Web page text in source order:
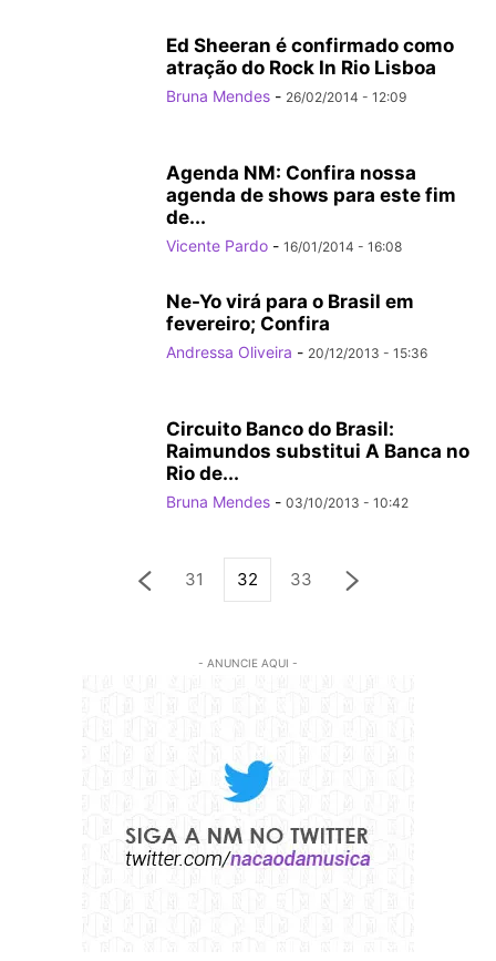
Ed Sheeran é confirmado como
atração do Rock In Rio Lisboa
Bruna Mendes - 26/02/2014 - 12:09
Agenda NM: Confira nossa
agenda de shows para este fim
de...
Vicente Pardo - 16/01/2014 - 16:08
Ne-Yo virá para o Brasil em
fevereiro; Confira
Andressa Oliveira - 20/12/2013 - 15:36
Circuito Banco do Brasil:
Raimundos substitui A Banca no
Rio de...
Bruna Mendes - 03/10/2013 - 10:42
31 32 33
- ANUNCIE AQUI -